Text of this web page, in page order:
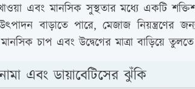
এবং মানসিক সুস্থতার মধ্যে একটি
বাড়াতে পারে, মেজাজ নিয়ন্ত্রণের জন্য
চাপ এবং উদ্বেগের মাত্রা বাড়িয়ে
এবং ডায়াবেটিসের ঝুঁকি